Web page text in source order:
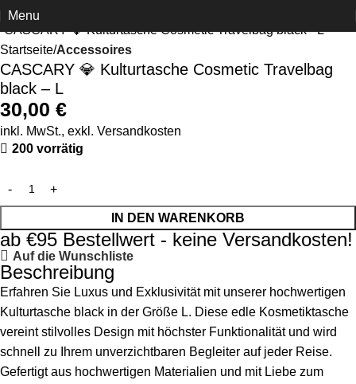
Menu
Startseite Accessoires
CASCARY 💎 Kulturtasche Cosmetic Travelbag
black – L
30,00 €
inkl. MwSt., exkl. Versandkosten
200 vorrätig
IN DEN WARENKORB
ab €95 Bestellwert - keine Versandkosten!
Auf die Wunschliste
Beschreibung
Erfahren Sie Luxus und Exklusivität mit unserer hochwertigen
Kulturtasche black in der Größe L. Diese edle Kosmetiktasche
vereint stilvolles Design mit höchster Funktionalität und wird
schnell zu Ihrem unverzichtbaren Begleiter auf jeder Reise.
Gefertigt aus hochwertigen Materialien und mit Liebe zum